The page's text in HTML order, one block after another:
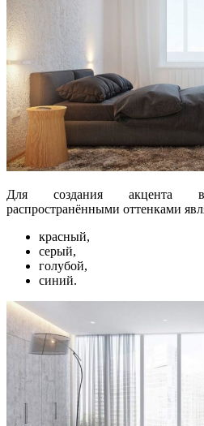
Для создания акцента
распространёнными оттенками
красный,
серый,
голубой,
синий.